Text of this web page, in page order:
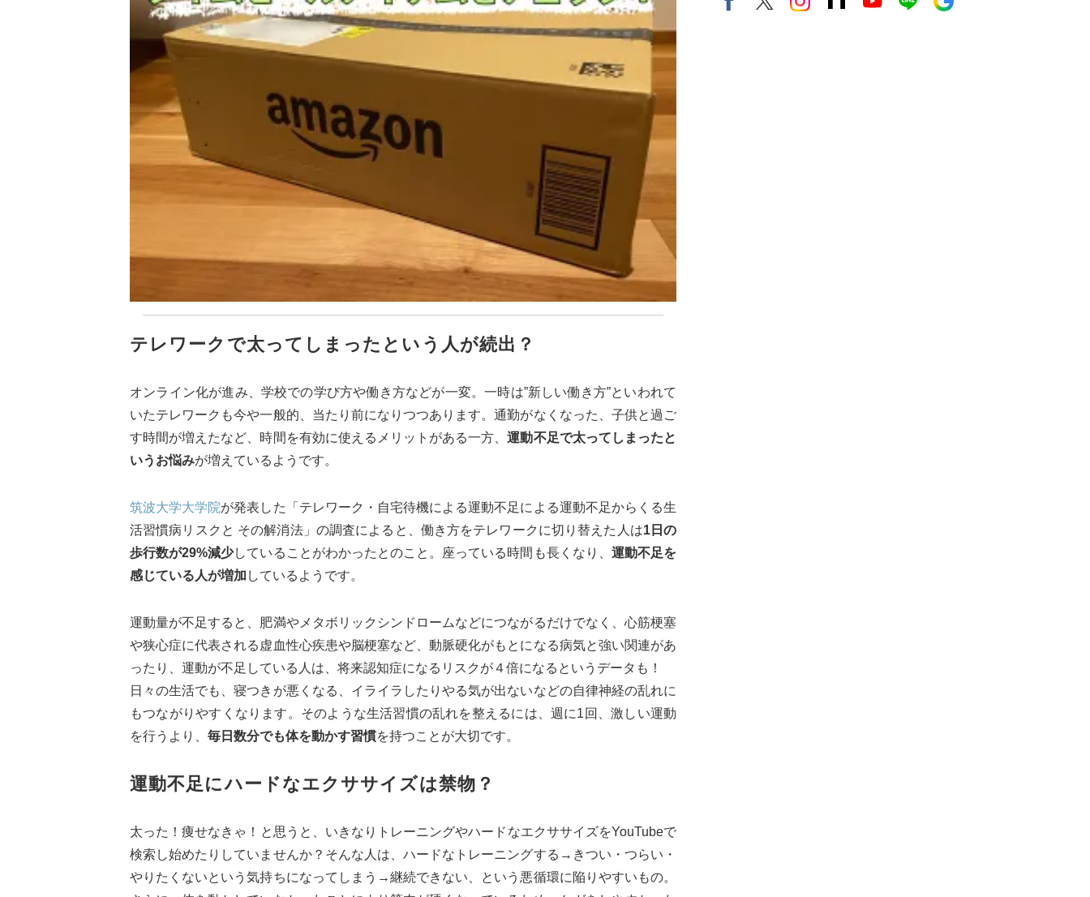
テレワークで太ってしまったという人が続出？
オンライン化が進み、学校での学び方や働き方などが一変。一時は”新しい働き方”といわれて
いたテレワークも今や一般的、当たり前になりつつあります。通勤がなくなった、子供と過ご
す時間が増えたなど、時間を有効に使えるメリットがある一方、運動不足で太ってしまったと
いうお悩みが増えているようです。
筑波大学大学院が発表した「テレワーク・自宅待機による運動不足による運動不足からくる生
活習慣病リスクと その解消法」の調査によると、働き方をテレワークに切り替えた人は1日の
歩行数が29%減少していることがわかったとのこと。座っている時間も長くなり、 運動不足を
感じている人が増加 しているようです。
運動量が不足すると、肥満やメタボリックシンドロームなどにつながるだけでなく、心筋梗塞
や狭心症に代表される虚血性心疾患や脳梗塞など、動脈硬化がもとになる病気と強い関連があ
ったり、運動が不足している人は、将来認知症になるリスクが４倍になるというデータも！
日々の生活でも、寝つきが悪くなる、イライラしたりやる気が出ないなどの自律神経の乱れに
もつながりやすくなります。そのような生活習慣の乱れを整えるには、週に1回、激しい運動
を行うより、 毎日数分でも体を動かす習慣を持つことが大切です。
運動不足にハードなエクササイズは禁物？
太った！痩せなきゃ！と思うと、いきなりトレーニングやハードなエクササイズをYouTubeで
検索し始めたりしていませんか？そんな人は、ハードなトレーニングする→きつい・つらい・
やりたくないという気持ちになってしまう→継続できない、という悪循環に陥りやすいもの。